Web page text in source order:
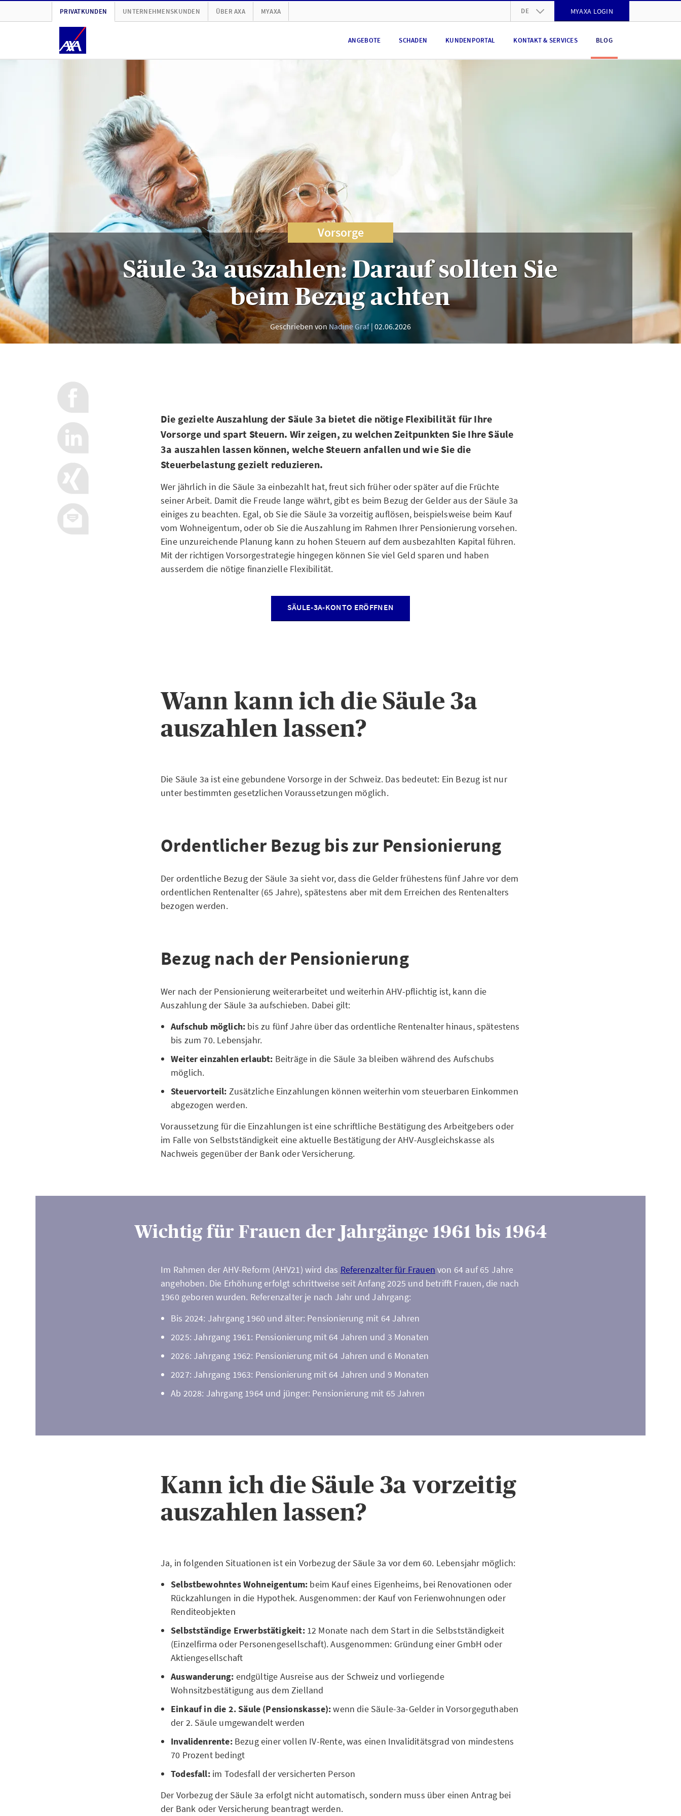
PRIVATKUNDEN UNTERNEHMENSKUNDEN ÜBER AXA MYAXA DE MYAXA LOGIN
ANGEBOTE SCHADEN KUNDENPORTAL KONTAKT & SERVICES BLOG
Vorsorge
Säule 3a auszahlen: Darauf sollten Sie
beim Bezug achten
Geschrieben von Nadine Graf 02.06.2026
Die gezielte Auszahlung der Säule 3a bietet die nötige Flexibilität für Ihre
Vorsorge und spart Steuern. Wir zeigen, zu welchen Zeitpunkten Sie Ihre Säule
3a auszahlen lassen können, welche Steuern anfallen und wie Sie die
Steuerbelastung gezielt reduzieren.
Wer jährlich in die Säule 3a einbezahlt hat, freut sich früher oder später auf die Früchte
seiner Arbeit. Damit die Freude lange währt, gibt es beim Bezug der Gelder aus der Säule 3a
einiges zu beachten. Egal, ob Sie die Säule 3a vorzeitig auflösen, beispielsweise beim Kauf
vom Wohneigentum, oder ob Sie die Auszahlung im Rahmen Ihrer Pensionierung vorsehen.
Eine unzureichende Planung kann zu hohen Steuern auf dem ausbezahlten Kapital führen.
Mit der richtigen Vorsorgestrategie hingegen können Sie viel Geld sparen und haben
ausserdem die nötige finanzielle Flexibilität.
SÄULE-3A-KONTO ERÖFFNEN
Wann kann ich die Säule 3a
auszahlen lassen?
Die Säule 3a ist eine gebundene Vorsorge in der Schweiz. Das bedeutet: Ein Bezug ist nur
unter bestimmten gesetzlichen Voraussetzungen möglich.
Ordentlicher Bezug bis zur Pensionierung
Der ordentliche Bezug der Säule 3a sieht vor, dass die Gelder frühestens fünf Jahre vor dem
ordentlichen Rentenalter (65 Jahre), spätestens aber mit dem Erreichen des Rentenalters
bezogen werden.
Bezug nach der Pensionierung
Wer nach der Pensionierung weiterarbeitet und weiterhin AHV-pflichtig ist, kann die
Auszahlung der Säule 3a aufschieben. Dabei gilt:
Aufschub möglich: bis zu fünf Jahre über das ordentliche Rentenalter hinaus, spätestens
bis zum 70. Lebensjahr.
Weiter einzahlen erlaubt: Beiträge in die Säule 3a bleiben während des Aufschubs
möglich.
Steuervorteil: Zusätzliche Einzahlungen können weiterhin vom steuerbaren Einkommen
abgezogen werden.
Voraussetzung für die Einzahlungen ist eine schriftliche Bestätigung des Arbeitgebers oder
im Falle von Selbstständigkeit eine aktuelle Bestätigung der AHV-Ausgleichskasse als
Nachweis gegenüber der Bank oder Versicherung.
Wichtig für Frauen der Jahrgänge 1961 bis 1964
Im Rahmen der AHV-Reform (AHV21) wird das Referenzalter für Frauen von 64 auf 65 Jahre
angehoben. Die Erhöhung erfolgt schrittweise seit Anfang 2025 und betrifft Frauen, die nach
1960 geboren wurden. Referenzalter je nach Jahr und Jahrgang:
Bis 2024: Jahrgang 1960 und älter: Pensionierung mit 64 Jahren
2025: Jahrgang 1961: Pensionierung mit 64 Jahren und 3 Monaten
2026: Jahrgang 1962: Pensionierung mit 64 Jahren und 6 Monaten
2027: Jahrgang 1963: Pensionierung mit 64 Jahren und 9 Monaten
Ab 2028: Jahrgang 1964 und jünger: Pensionierung mit 65 Jahren
Kann ich die Säule 3a vorzeitig
auszahlen lassen?
Ja, in folgenden Situationen ist ein Vorbezug der Säule 3a vor dem 60. Lebensjahr möglich:
Selbstbewohntes Wohneigentum: beim Kauf eines Eigenheims, bei Renovationen oder
Rückzahlungen in die Hypothek. Ausgenommen: der Kauf von Ferienwohnungen oder
Renditeobjekten
Selbstständige Erwerbstätigkeit: 12 Monate nach dem Start in die Selbstständigkeit
(Einzelfirma oder Personengesellschaft). Ausgenommen: Gründung einer GmbH oder
Aktiengesellschaft
Auswanderung: endgültige Ausreise aus der Schweiz und vorliegende
Wohnsitzbestätigung aus dem Zielland
Einkauf in die 2. Säule (Pensionskasse):wenn die Säule-3a-Gelder in Vorsorgeguthaben
der 2. Säule umgewandelt werden
Invalidenrente:Bezug einer vollen IV-Rente, was einen Invaliditätsgrad von mindestens
70 Prozent bedingt
Todesfall: im Todesfall der versicherten Person
Der Vorbezug der Säule 3a erfolgt nicht automatisch, sondern muss über einen Antrag bei
der Bank oder Versicherung beantragt werden.